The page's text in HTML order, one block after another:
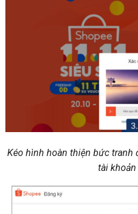
Kéo hình hoàn thiện bức tranh
tài